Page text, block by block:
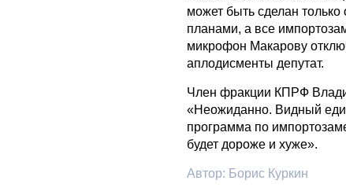
может быть сделан
планами, а все
микрофон Макарову
аплодисменты депутат.
Член фракции КПРФ
«Неожиданно. Видный
программа по
будет дороже и хуже».
Автор: Борис Куркин